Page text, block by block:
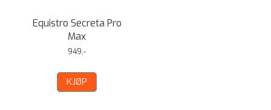
Equistro Secreta Pro
Max
949,-
KJØP